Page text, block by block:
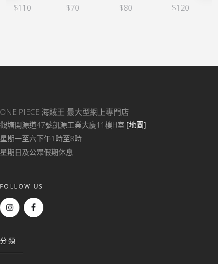
$110 $70 $80 $120
ONE PIECE 海賊王 最大型網上專門店
觀塘開源道47號凱源工業大廈11樓H室 [地圖]
星期一至六下午1時至8時
星期日及公眾假期休息
FOLLOW US
分類